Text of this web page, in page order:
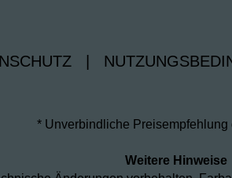
* Unverbindliche Preisempfehlung
Weitere Hinweise